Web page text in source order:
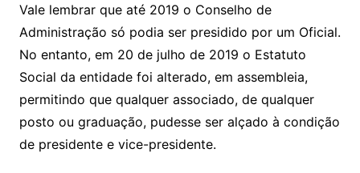
Vale lembrar que até 2019 o Conselho de
Administração só podia ser presidido por um Oficial.
No entanto, em 20 de julho de 2019 o Estatuto
Social da entidade foi alterado, em assembleia,
permitindo que qualquer associado, de qualquer
posto ou graduação, pudesse ser alçado à condição
de presidente e vice-presidente.